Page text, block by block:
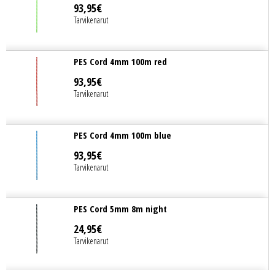
93,95€
Tarvikenarut
PES Cord 4mm 100m red
93,95€
Tarvikenarut
PES Cord 4mm 100m blue
93,95€
Tarvikenarut
PES Cord 5mm 8m night
24,95€
Tarvikenarut